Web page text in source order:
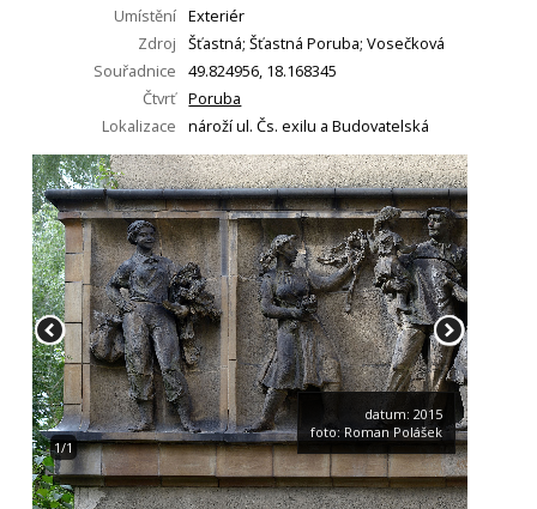
Umístění Exteriér
Zdroj
Šťastná; Šťastná Poruba; Vosečková
Souřadnice
49.824956, 18.168345
Čtvrť Poruba
Lokalizace
nároží ul. Čs. exilu a Budovatelská
1/1
datum: 2015
foto: Roman Polášek